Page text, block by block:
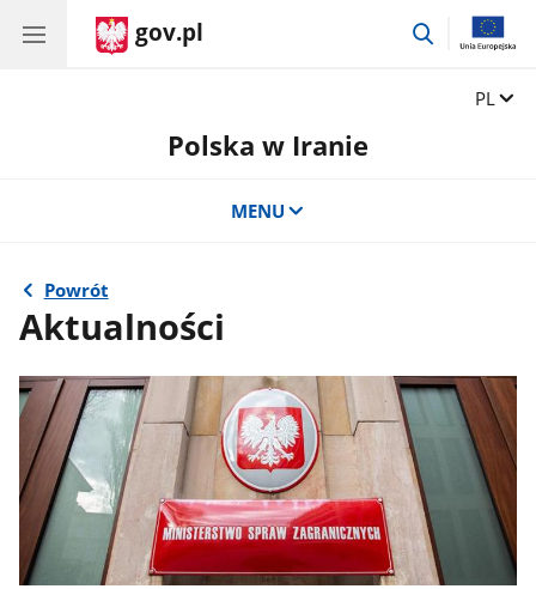
gov.pl
przejdź
Zmień
PL
Polska w Iranie
MENU
Powrót
Aktualności